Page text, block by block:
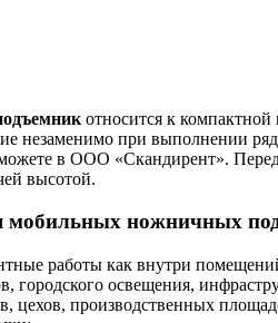
относится к
незаменимо при выполнении
в ООО «Скандирент». Перед
высотой.
мобильных ножничных
работы как внутри
городского освещения,
цехов, производственных